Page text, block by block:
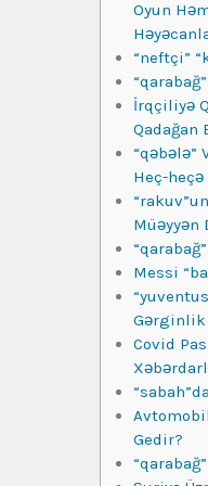
Oyun
“neftçi”
İrqçiliyə
Qadağan
“qəbələ”
Heç-heçə
Müəyyən
Messi
Gərginlik
Covid
Gedir?